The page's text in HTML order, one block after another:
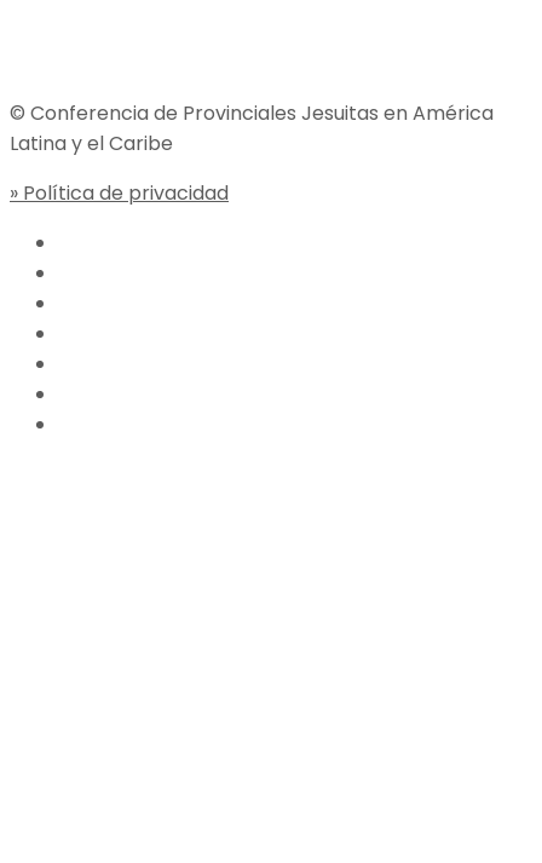
© Conferencia de Provinciales Jesuitas en América
Latina y el Caribe
» Política de privacidad